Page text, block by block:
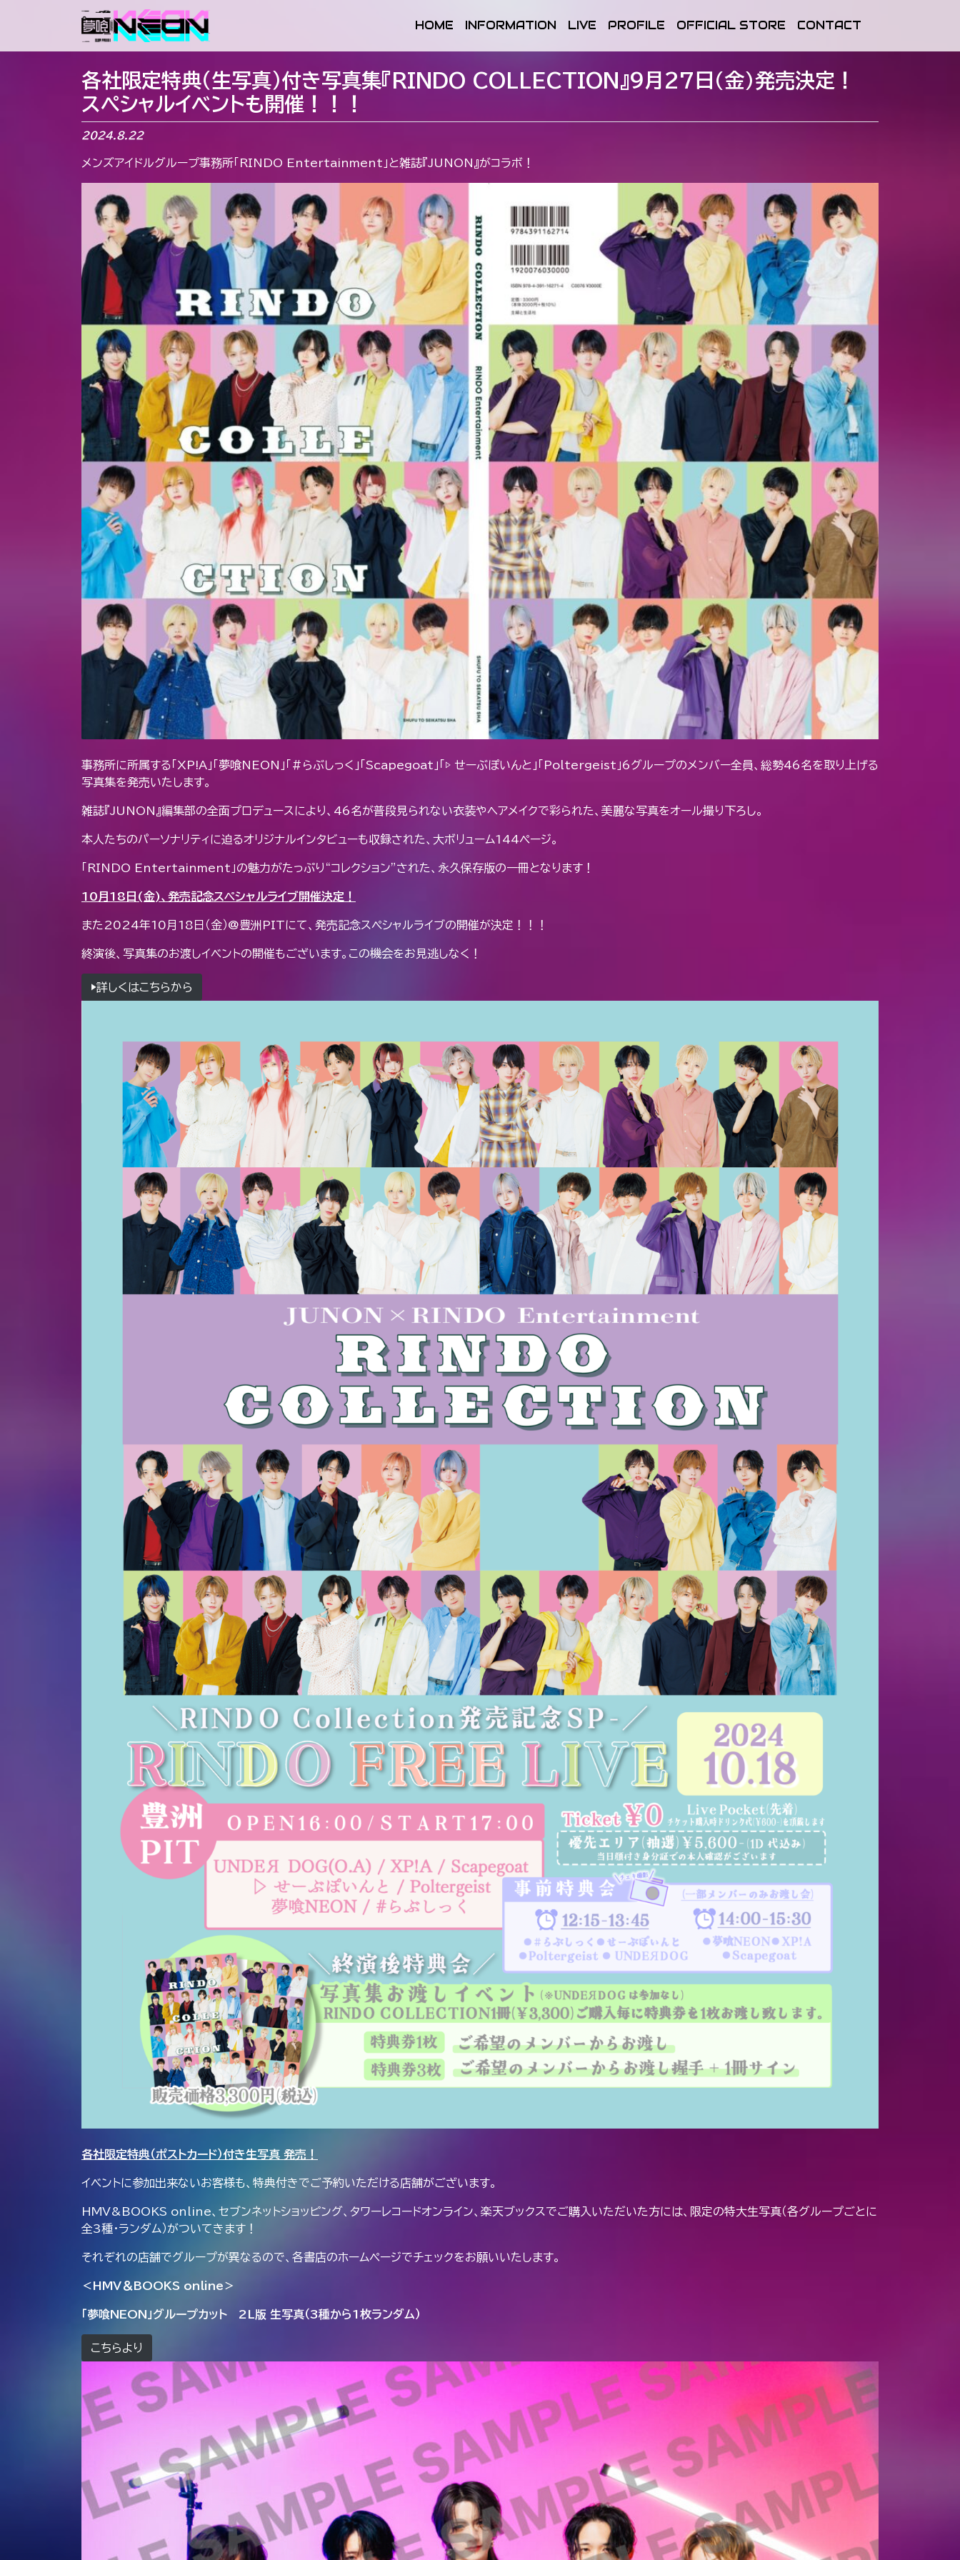
メインナビゲーション
HOME INFORMATION LIVE PROFILE OFFICIAL STORE CONTACT
各社限定特典（生写真）付き写真集『RINDO COLLECTION』9月27日(金)発売決定！
スペシャルイベントも開催！！！
2024.8.22
メンズアイドルグループ事務所「RINDO Entertainment」と雑誌『JUNON』がコラボ！
事務所に所属する「XP!A」「夢喰NEON」「#らぶしっく」「Scapegoat」「▷ せーぶぽいんと」「Poltergeist」6グループのメンバー全員、総勢46名を取り上げる
写真集を発売いたします。
雑誌『JUNON』編集部の全面プロデュースにより、46名が普段見られない衣装やヘアメイクで彩られた、美麗な写真をオール撮り下ろし。
本人たちのパーソナリティに迫るオリジナルインタビューも収録された、大ボリューム144ページ。
「RINDO Entertainment」の魅力がたっぷり“コレクション”された、永久保存版の一冊となります！
10月18日(金)、発売記念スペシャルライブ開催決定！
また2024年10月18日（金）@豊洲PITにて、発売記念スペシャルライブの開催が決定！！！
終演後、写真集のお渡しイベントの開催もございます。この機会をお見逃しなく！
▶︎詳しくはこちらから
各社限定特典（ポストカード）付き生写真 発売！
イベントに参加出来ないお客様も、特典付きでご予約いただける店舗がございます。
HMV&BOOKS online、セブンネットショッピング、タワーレコードオンライン、楽天ブックスでご購入いただいた方には、限定の特大生写真（各グループごとに
全3種・ランダム）がついてきます！
それぞれの店舗でグループが異なるので、各書店のホームページでチェックをお願いいたします。
＜HMV＆BOOKS online＞
「夢喰NEON」グループカット 2L版 生写真（3種から1枚ランダム）
こちらより